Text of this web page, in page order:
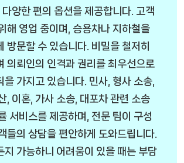
다양한 편의 옵션을 제공합니다. 고객
해 영업 중이며, 승용차나 지하철을
방문할 수 있습니다. 비밀을 철저히
의뢰인의 인격과 권리를 최우선으로
을 가지고 있습니다. 민사, 형사 소송,
, 이혼, 가사 소송, 대포차 관련 소송
서비스를 제공하며, 전문 팀이 구성
들의 상담을 편안하게 도와드립니다.
지 가능하니 어려움이 있을 때는 부담